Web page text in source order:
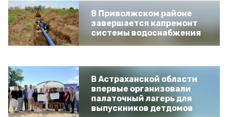
В Приволжском районе
завершается капремонт
системы водоснабжения
В Астраханской области
впервые организовали
палаточный лагерь для
выпускников детдомов